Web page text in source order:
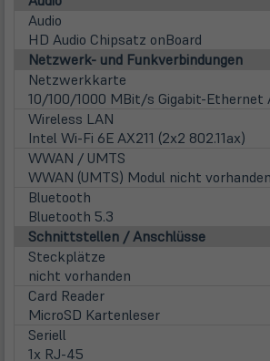
Audio
HD Audio Chipsatz onBoard
Netzwerk- und Funkverbindungen
Netzwerkkarte
10/100/1000 MBit/s Gigabit-Ethernet
Wireless LAN
Intel Wi-Fi 6E AX211 (2x2 802.11ax)
WWAN / UMTS
WWAN (UMTS) Modul nicht vorhanden
Bluetooth
Bluetooth 5.3
Schnittstellen / Anschlüsse
Steckplätze
nicht vorhanden
Card Reader
MicroSD Kartenleser
Seriell
1x RJ-45